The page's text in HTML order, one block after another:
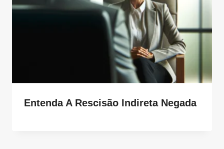
Entenda A Rescisão Indireta Negada